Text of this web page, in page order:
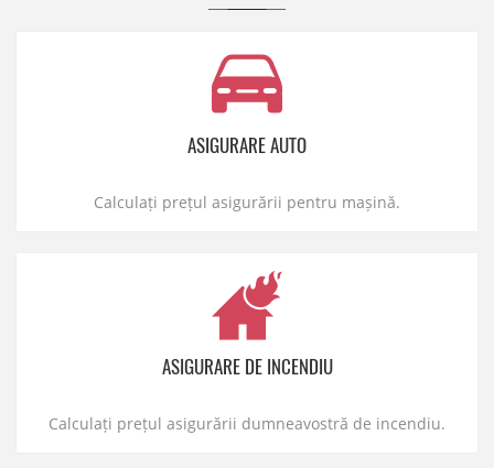
ASIGURARE AUTO
Calculați prețul asigurării pentru mașină.
ASIGURARE DE INCENDIU
Calculați prețul asigurării dumneavostră de incendiu.